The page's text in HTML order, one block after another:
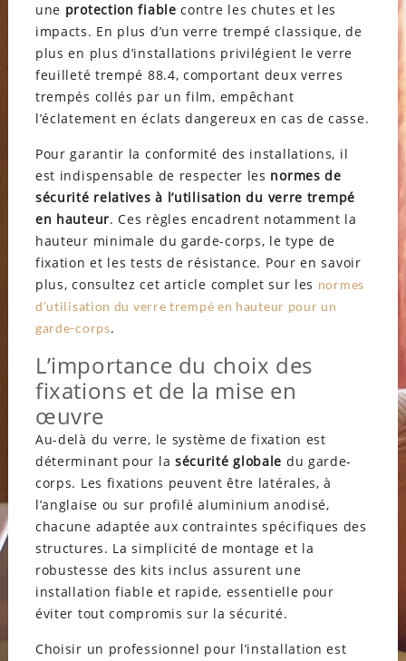
une protection fiable contre les chutes et les
impacts. En plus d’un verre trempé classique, de
plus en plus d’installations privilégient le verre
feuilleté trempé 88.4, comportant deux verres
trempés collés par un film, empêchant
l’éclatement en éclats dangereux en cas de casse.
Pour garantir la conformité des installations, il
est indispensable de respecter les normes de
sécurité relatives à l’utilisation du verre trempé
en hauteur. Ces règles encadrent notamment la
hauteur minimale du garde-corps, le type de
fixation et les tests de résistance. Pour en savoir
plus, consultez cet article complet sur les normes
d’utilisation du verre trempé en hauteur pour un
garde-corps.
L’importance du choix des
fixations et de la mise en
œuvre
Au-delà du verre, le système de fixation est
déterminant pour la sécurité globale du garde-
corps. Les fixations peuvent être latérales, à
l’anglaise ou sur profilé aluminium anodisé,
chacune adaptée aux contraintes spécifiques des
structures. La simplicité de montage et la
robustesse des kits inclus assurent une
installation fiable et rapide, essentielle pour
éviter tout compromis sur la sécurité.
Choisir un professionnel pour l’installation est